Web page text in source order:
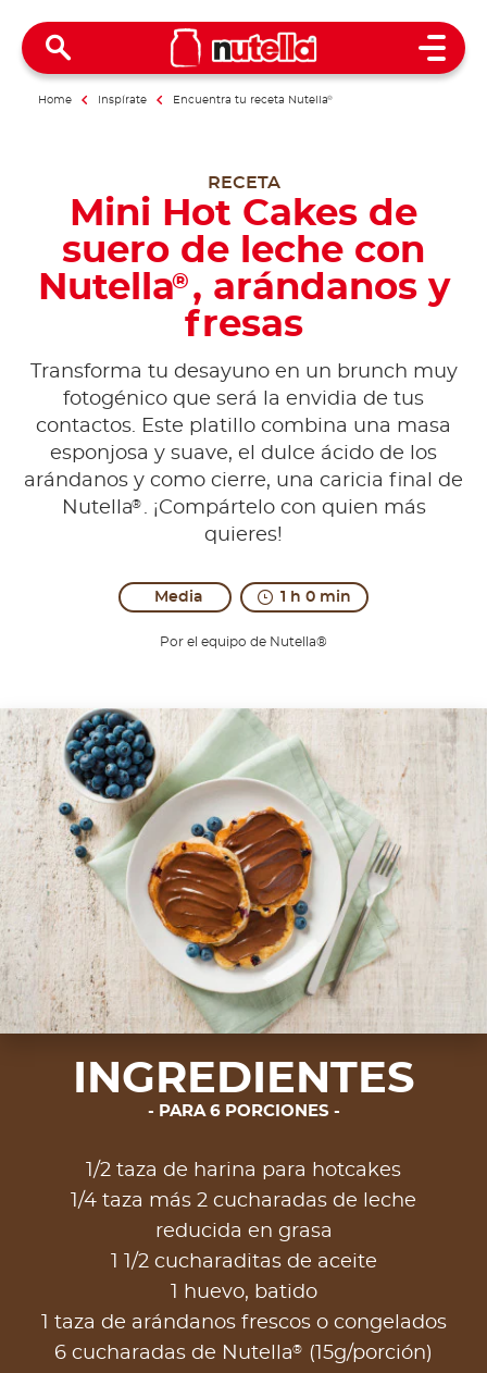
Open
Home Inspírate Encuentra tu receta Nutella®
RECETA
Mini Hot Cakes de
suero de leche con
Nutella® , arándanos y
fresas
Transforma tu desayuno en un brunch muy
fotogénico que será la envidia de tus
contactos. Este platillo combina una masa
esponjosa y suave, el dulce ácido de los
arándanos y como cierre, una caricia final de
Nutella® . ¡Compártelo con quien más
quieres!
Media 1 h 0 min
Por el equipo de Nutella®
INGREDIENTES
PARA 6 PORCIONES
1/2 taza de harina para hotcakes
1/4 taza más 2 cucharadas de leche
reducida en grasa
1 1/2 cucharaditas de aceite
1 huevo, batido
1 taza de arándanos frescos o congelados
6 cucharadas de Nutella®
(15g/porción)